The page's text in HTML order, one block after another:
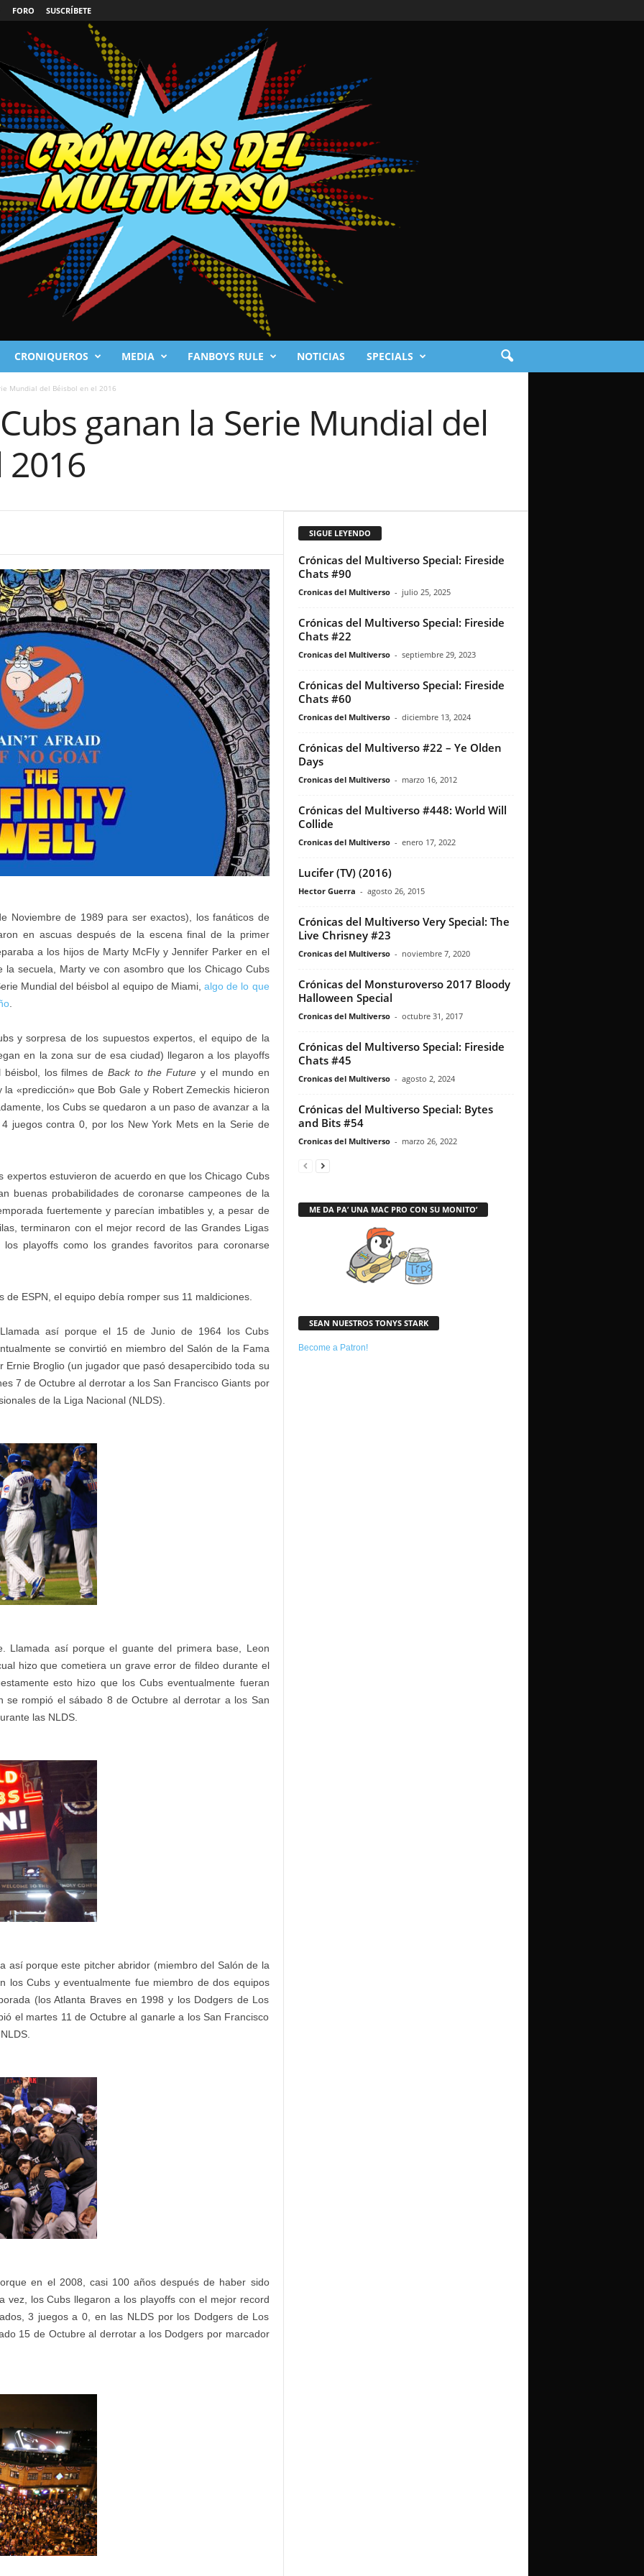
FORO SUSCRÍBETE
CRONIQUEROS MEDIA FANBOYS RULE NOTICIAS SPECIALS
Mundial del Béisbol en el 2016
ganan la Serie Mundial del
2016
Noviembre de 1989 para ser exactos), los fanáticos de
en ascuas después de la escena final de la primer
a los hijos de Marty McFly y Jennifer Parker en el
la secuela, Marty ve con asombro que los Chicago Cubs
Mundial del béisbol al equipo de Miami,algo de lo que
.
y sorpresa de los supuestos expertos, el equipo de la
en la zona sur de esa ciudad) llegaron a los playoffs
béisbol, los filmes deBack to the Futurey el mundo en
«predicción» que Bob Gale y Robert Zemeckis hicieron
los Cubs se quedaron a un paso de avanzar a la
juegos contra 0, por los New York Mets en la Serie de
expertos estuvieron de acuerdo en que los Chicago Cubs
buenas probabilidades de coronarse campeones de la
fuertemente y parecían imbatibles y, a pesar de
terminaron con el mejor record de las Grandes Ligas
playoffs como los grandes favoritos para coronarse
de ESPN, el equipo debía romper sus 11 maldiciones.
así porque el 15 de Junio de 1964 los Cubs
se convirtió en miembro del Salón de la Fama
Ernie Broglio (un jugador que pasó desapercibido toda su
7 de Octubre al derrotar a los San Francisco Giants por
de la Liga Nacional (NLDS).
Llamada así porque el guante del primera base, Leon
hizo que cometiera un grave error de fildeo durante el
esto hizo que los Cubs eventualmente fueran
se rompió el sábado 8 de Octubre al derrotar a los San
las NLDS.
así porque este pitcher abridor (miembro del Salón de la
los Cubs y eventualmente fue miembro de dos equipos
(los Atlanta Braves en 1998 y los Dodgers de Los
el martes 11 de Octubre al ganarle a los San Francisco
en el 2008, casi 100 años después de haber sido
vez, los Cubs llegaron a los playoffs con el mejor record
3 juegos a 0, en las NLDS por los Dodgers de Los
15 de Octubre al derrotar a los Dodgers por marcador
SIGUE LEYENDO
Crónicas del Multiverso Special: Fireside
Chats #90
Cronicas del Multiverso - julio 25, 2025
Crónicas del Multiverso Special: Fireside
Chats #22
Cronicas del Multiverso - septiembre 29, 2023
Crónicas del Multiverso Special: Fireside
Chats #60
Cronicas del Multiverso - diciembre 13, 2024
Crónicas del Multiverso #22 – Ye Olden
Days
Cronicas del Multiverso - marzo 16, 2012
Crónicas del Multiverso #448: World Will
Collide
Cronicas del Multiverso - enero 17, 2022
Lucifer (TV) (2016)
Hector Guerra - agosto 26, 2015
Crónicas del Multiverso Very Special: The
Live Chrisney #23
Cronicas del Multiverso - noviembre 7, 2020
Crónicas del Monsturoverso 2017 Bloody
Halloween Special
Cronicas del Multiverso - octubre 31, 2017
Crónicas del Multiverso Special: Fireside
Chats #45
Cronicas del Multiverso - agosto 2, 2024
Crónicas del Multiverso Special: Bytes
and Bits #54
Cronicas del Multiverso - marzo 26, 2022
ME DA PA’ UNA MAC PRO CON SU MONITO’
SEAN NUESTROS TONYS STARK
Become a Patron!